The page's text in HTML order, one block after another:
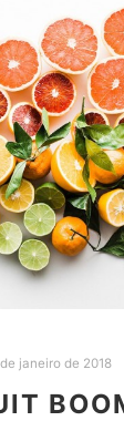
janeiro de 2018